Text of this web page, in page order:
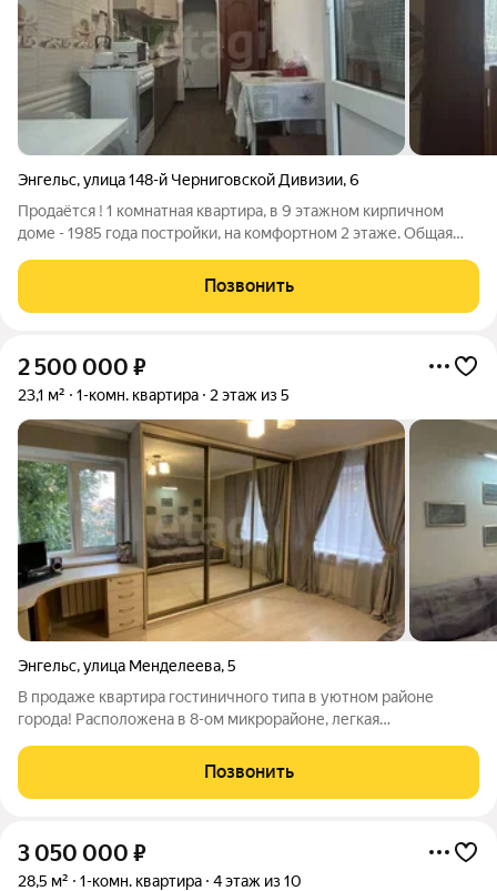
Энгельс,улица 148-й Черниговской Дивизии,6
Продаётся ! 1 комнатная квартира, в 9 этажном кирпичном
доме - 1985 года постройки, на комфортном 2 этаже. Общая
свежим ремонтом, что дает возможность сразу заехать и
комфортно жить.
Позвонить
2 500 000 ₽
23,1 м² 1-комн. квартира 2 этаж из 5
Энгельс,улица Менделеева,5
В продаже квартира гостиничного типа в уютном районе
города! Расположена в 8-ом микрорайоне, легкая
школы №5, №3, №4, продовольственные магазины, аптеки,
Позвонить
3 050 000 ₽
28,5 м² 1-комн. квартира 4 этаж из 10